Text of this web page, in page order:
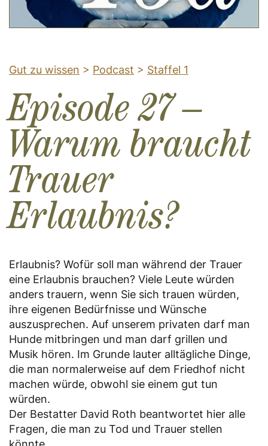
Gut zu wissen > Podcast > Staffel 1
Episode 27 –
Warum braucht
Trauer
Erlaubnis?
Erlaubnis? Wofür soll man während der Trauer
eine Erlaubnis brauchen? Viele Leute würden
anders trauern, wenn Sie sich trauen würden,
ihre eigenen Bedürfnisse und Wünsche
auszusprechen. Auf unserem privaten darf man
Hunde mitbringen und man darf grillen und
Musik hören. Im Grunde lauter alltägliche Dinge,
die man normalerweise auf dem Friedhof nicht
machen würde, obwohl sie einem gut tun
würden.
Der Bestatter David Roth beantwortet hier alle
Fragen, die man zu Tod und Trauer stellen